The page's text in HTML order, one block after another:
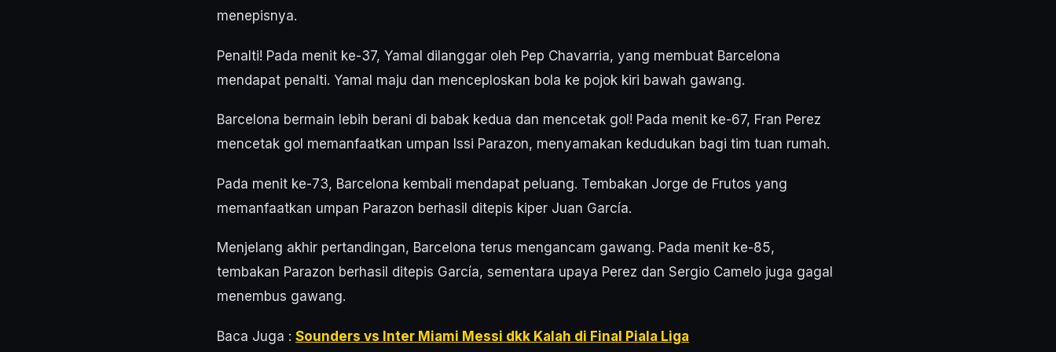
menepisnya.
Penalti! Pada menit ke-37, Yamal dilanggar oleh Pep Chavarria, yang membuat Barcelona
mendapat penalti. Yamal maju dan menceploskan bola ke pojok kiri bawah gawang.
Barcelona bermain lebih berani di babak kedua dan mencetak gol! Pada menit ke-67, Fran Perez
mencetak gol memanfaatkan umpan Issi Parazon, menyamakan kedudukan bagi tim tuan rumah.
Pada menit ke-73, Barcelona kembali mendapat peluang. Tembakan Jorge de Frutos yang
memanfaatkan umpan Parazon berhasil ditepis kiper Juan García.
Menjelang akhir pertandingan, Barcelona terus mengancam gawang. Pada menit ke-85,
tembakan Parazon berhasil ditepis García, sementara upaya Perez dan Sergio Camelo juga gagal
menembus gawang.
Baca Juga : Sounders vs Inter Miami Messi dkk Kalah di Final Piala Liga